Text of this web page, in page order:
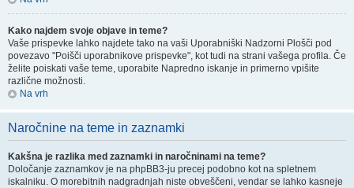
Kako najdem svoje objave in teme?
Vaše prispevke lahko najdete tako na vaši Uporabniški Nadzorni Plošči pod
povezavo "Poišči uporabnikove prispevke", kot tudi na strani vašega profila. Če
želite poiskati vaše teme, uporabite Napredno iskanje in primerno vpišite
različne možnosti.
Na vrh
Naročnine na teme in zaznamki
Kakšna je razlika med zaznamki in naročninami na teme?
Določanje zaznamkov je na phpBB3-ju precej podobno kot na spletnem
iskalniku. O morebitnih nadgradnjah niste obveščeni, vendar se lahko kasneje